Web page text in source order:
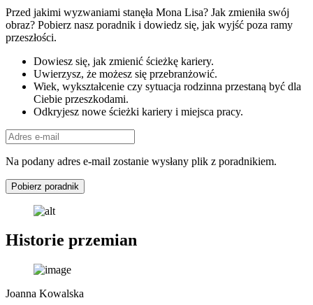
Przed jakimi wyzwaniami stanęła Mona Lisa? Jak zmieniła swój
obraz? Pobierz nasz poradnik i dowiedz się, jak wyjść poza ramy
przeszłości.
Dowiesz się, jak zmienić ścieżkę kariery.
Uwierzysz, że możesz się przebranżowić.
Wiek, wykształcenie czy sytuacja rodzinna przestaną być dla
Ciebie przeszkodami.
Odkryjesz nowe ścieżki kariery i miejsca pracy.
Na podany adres e-mail zostanie wysłany plik z poradnikiem.
Pobierz poradnik
Historie przemian
Joanna Kowalska